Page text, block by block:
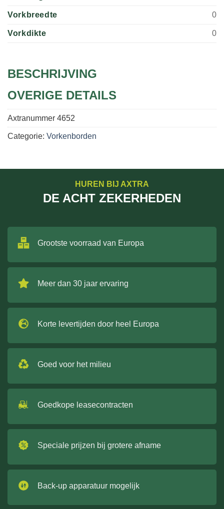
Vorkbreedte 0
Vorkdikte 0
BESCHRIJVING
OVERIGE DETAILS
Axtranummer 4652
Categorie: Vorkenborden
HUREN BIJ AXTRA
DE ACHT ZEKERHEDEN
Grootste voorraad van Europa
Meer dan 30 jaar ervaring
Korte levertijden door heel Europa
Goed voor het milieu
Goedkope leasecontracten
Speciale prijzen bij grotere afname
Back-up apparatuur mogelijk